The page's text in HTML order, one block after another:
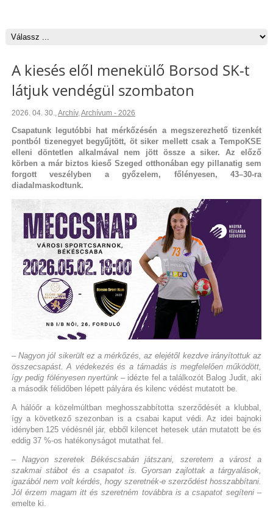
A kiesés elől menekülő Borsod SK-t
látjuk vendégül szombaton
2026. 04. 30.,Archív,Archívum - 2026
Csapatunk legutóbbi hat mérkőzésén a megszerezhető tizenkét
pontból tizenegyet begyűjtött, öt siker mellett csak a TempoKSE
elleni döntetlen alkalmával nem jött össze a siker. Az előző
körben a már biztos kieső Szeged otthonában egy pillanatig sem
forgott veszélyben a győzelem, főlényesen, 43–30-ra
diadalmaskodtunk.
– Nagyon jól sikerült ez a mérkőzés, az elejétől kezdve irányítottuk az
összecsapást. A védekezés és a támadás is megfelelően működött,
így pedig fölényesen nyertünk– idézte fel a találkozót Balog Judit, aki
a második félidőben lépett pályára és kilenc védést mutatott be.
A hálóőr a közelmúltban meghosszabbította szerződését a klubbal,
így a következő szezonban is a csabai kaput védi. Az idei bajnoki
idényben 125 védésnél jár, ebből kilencet hetesek után mutatott be és
eddig 37 %-os hatékonyságot mutathat fel.
– Nagyon szeretek Békéscsabán játszani, szeretem a várost a
szakmai stábot és a csapatot is. Gyorsan zajlottak a tárgyalások,
igazából nem volt kérdés, hogy szeretnék-e szerződést hosszabbítani.
Jól érzem magam itt és szeretném továbbra is a csapatot segíteni–
emelte ki.